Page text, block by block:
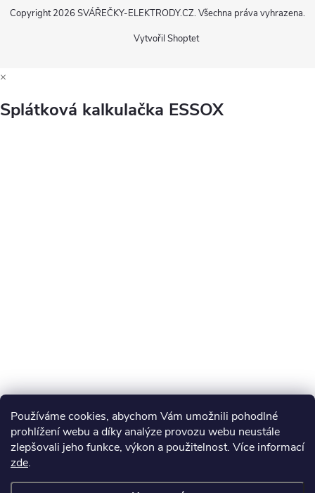
Používáme cookies, abychom Vám umožnili pohodlné
prohlížení webu a díky analýze provozu webu neustále
zlepšovali jeho funkce, výkon a použitelnost. Více informací
zde.
Vytvořil Shoptet
Copyright 2026 SVÁŘEČKY-ELEKTRODY.CZ. Všechna práva vyhrazena.
×
Splátková kalkulačka ESSOX